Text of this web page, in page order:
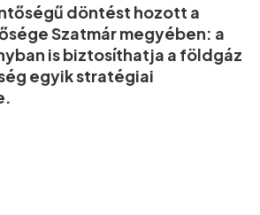
döntést hozott a
Szatmár megyében: a
is biztosíthatja a földgáz
egyik stratégiai